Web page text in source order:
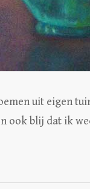
uit eigen
ook blij dat ik